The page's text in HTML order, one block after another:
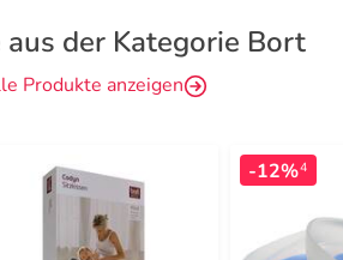
aus der Kategorie Bort
Produkte anzeigen
-12%4